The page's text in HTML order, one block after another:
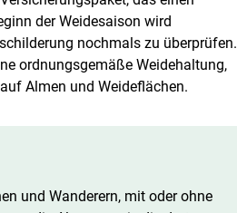
der Weidesaison wird
nochmals zu überprüfen.
ordnungsgemäße Weidehaltung,
Almen und Weideflächen.
und Wanderern, mit oder ohne